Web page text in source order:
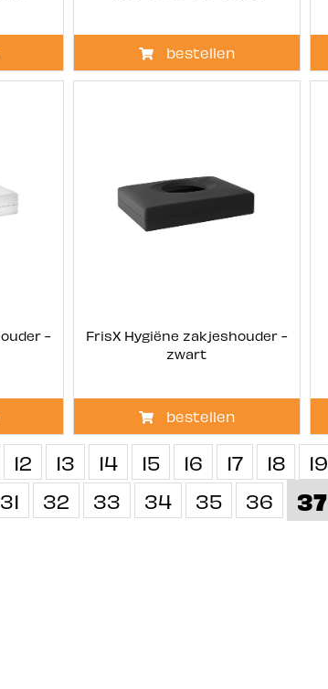
bestellen
-
FrisX Hygiëne zakjeshouder -
zwart
bestellen
12 13 14 15 16 17 18 19
31 32 33 34 35 36 37